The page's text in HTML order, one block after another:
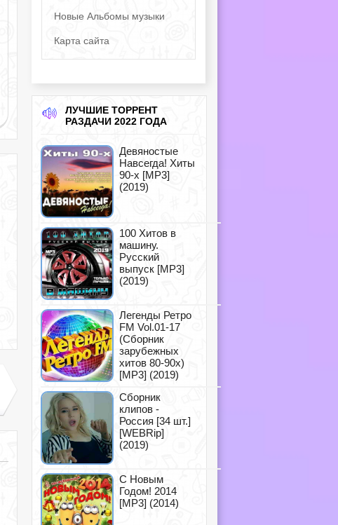
Новые Альбомы музыки
Карта сайта
ЛУЧШИЕ ТОРРЕНТ
РАЗДАЧИ 2022 ГОДА
Девяностые
Навсегда! Хиты
90-х [MP3]
(2019)
100 Хитов в
машину.
Русский
выпуск [MP3]
(2019)
Легенды Ретро
FM Vol.01-17
(Сборник
зарубежных
хитов 80-90х)
[MP3] (2019)
Сборник
клипов -
Россия [34 шт.]
[WEBRip]
(2019)
С Новым
Годом! 2014
[MP3] (2014)